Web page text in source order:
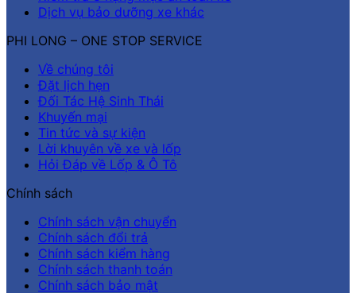
Dịch vụ bảo dưỡng xe khác
PHI LONG – ONE STOP SERVICE
Về chúng tôi
Đặt lịch hẹn
Đối Tác Hệ Sinh Thái
Khuyến mại
Tin tức và sự kiện
Lời khuyên về xe và lốp
Hỏi Đáp về Lốp & Ô Tô
Chính sách
Chính sách vận chuyển
Chính sách đổi trả
Chính sách kiểm hàng
Chính sách thanh toán
Chính sách bảo mật